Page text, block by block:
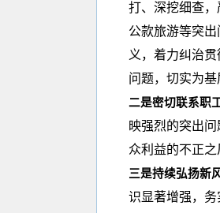
打、深挖细查，
公款旅游等突
义，着力纠治
问题，切实为基
二是密切联系职
映强烈的突出
众利益的不正
三是持续弘扬新
识显著增强，